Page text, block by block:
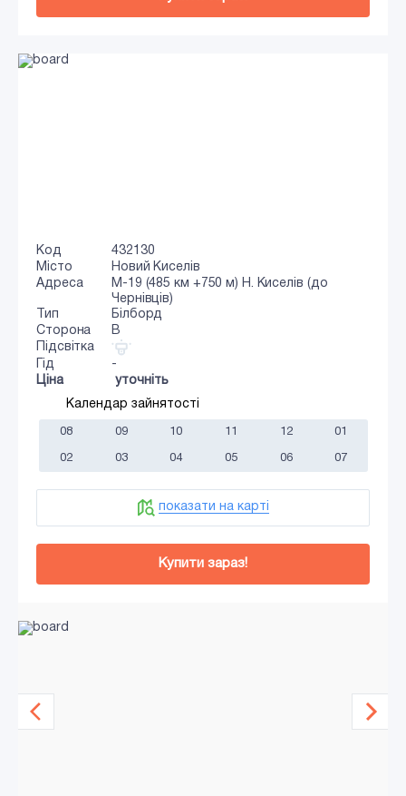
Код
432130
Місто
Новий Киселів
Адреса
М-19 (485 км +750 м) Н. Киселів (до
Чернівців)
Тип
Білборд
Сторона
B
Підсвітка
Гід
-
Ціна
уточніть
Календар зайнятості
08 09 10 11 12 01
02 03 04 05 06 07
показати на карті
Купити зараз!